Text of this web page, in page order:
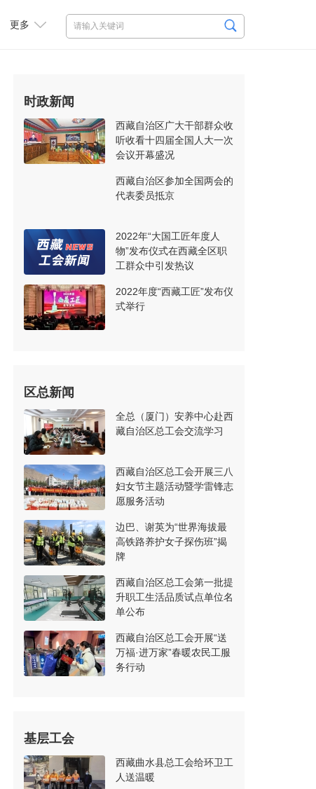
更多
时政新闻
西藏自治区广大干部群众收
听收看十四届全国人大一次
会议开幕盛况
西藏自治区参加全国两会的
代表委员抵京
2022年“大国工匠年度人
物”发布仪式在西藏全区职
工群众中引发热议
2022年度“西藏工匠”发布仪
式举行
区总新闻
全总（厦门）安养中心赴西
藏自治区总工会交流学习
西藏自治区总工会开展三八
妇女节主题活动暨学雷锋志
愿服务活动
边巴、谢英为“世界海拔最
高铁路养护女子探伤班”揭
牌
西藏自治区总工会第一批提
升职工生活品质试点单位名
单公布
西藏自治区总工会开展“送
万福·进万家”春暖农民工服
务行动
基层工会
西藏曲水县总工会给环卫工
人送温暖